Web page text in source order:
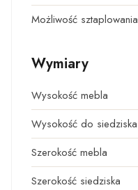
Możliwość sztaplowania
Wymiary
Wysokość mebla
Wysokość do siedziska
Szerokość mebla
Szerokość siedziska